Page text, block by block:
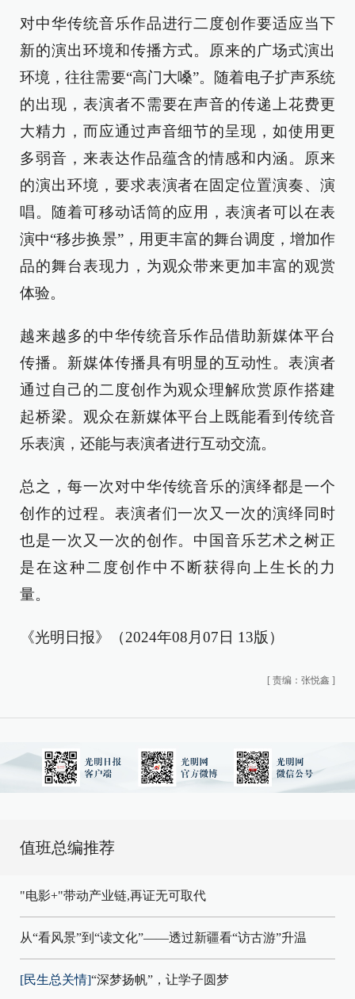
对中华传统音乐作品进行二度创作要适应当下
新的演出环境和传播方式。原来的广场式演出
环境，往往需要“高门大嗓”。随着电子扩声系统
的出现，表演者不需要在声音的传递上花费更
大精力，而应通过声音细节的呈现，如使用更
多弱音，来表达作品蕴含的情感和内涵。原来
的演出环境，要求表演者在固定位置演奏、演
唱。随着可移动话筒的应用，表演者可以在表
演中“移步换景”，用更丰富的舞台调度，增加作
品的舞台表现力，为观众带来更加丰富的观赏
体验。
越来越多的中华传统音乐作品借助新媒体平台
传播。新媒体传播具有明显的互动性。表演者
通过自己的二度创作为观众理解欣赏原作搭建
起桥梁。观众在新媒体平台上既能看到传统音
乐表演，还能与表演者进行互动交流。
总之，每一次对中华传统音乐的演绎都是一个
创作的过程。表演者们一次又一次的演绎同时
也是一次又一次的创作。中国音乐艺术之树正
是在这种二度创作中不断获得向上生长的力
量。
《光明日报》（2024年08月07日 13版）
[ 责编：张悦鑫 ]
值班总编推荐
"电影+"带动产业链,再证无可取代
从“看风景”到“读文化”——透过新疆看“访古游”升温
[民生总关情]“深梦扬帆”，让学子圆梦